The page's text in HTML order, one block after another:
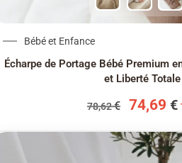
Bébé et Enfance
Écharpe de Portage Bébé Premium
et Liberté Totale
78,62€ 74,69 €